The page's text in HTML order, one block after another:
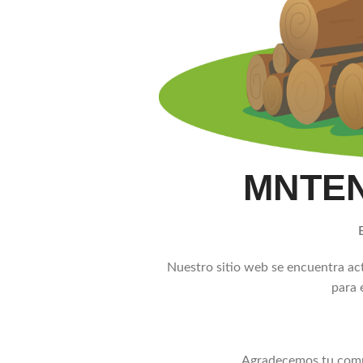
Nuestro sitio web se encuentra
para